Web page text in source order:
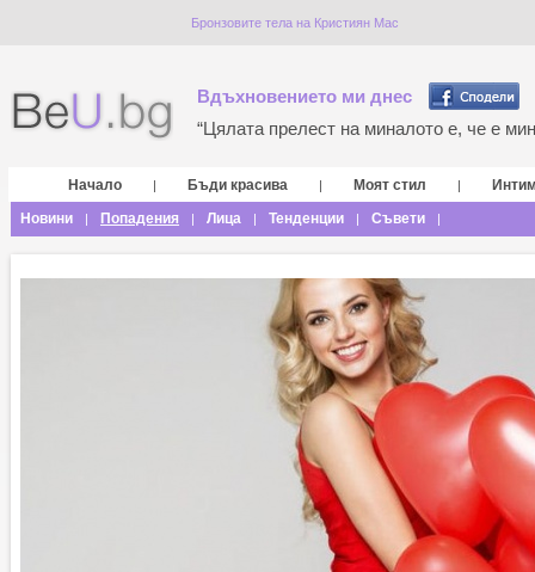
Бронзовите тела на Кристиян Мас
Вдъхновението ми днес
“Цялата прелест на миналото е, че е
Начало | Бъди красива | Моят стил |
Новини
| Попадения | Лица | Тенденции | Съвети |